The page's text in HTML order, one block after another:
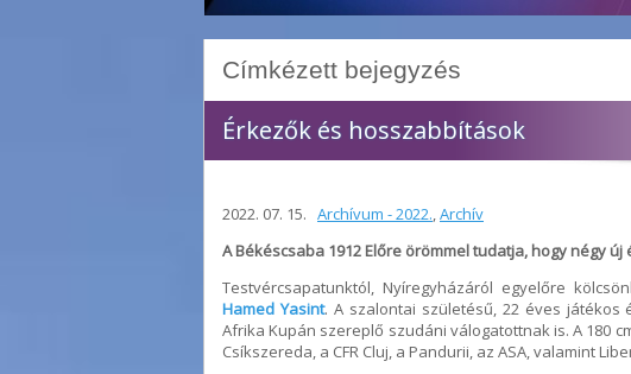
Címkézett bejegyzés
Érkezők és hosszabbítások
2022. 07. 15. Archívum - 2022.,Archív
A Békéscsaba 1912 Előre örömmel tudatja, hogy négy
Testvércsapatunktól, Nyíregyházáról egyelőre
Hamed Yasint. A szalontai születésű, 22 éves
Afrika Kupán szereplő szudáni válogatottnak is. A 180
Csíkszereda, a CFR Cluj, a Pandurii, az ASA, valamint